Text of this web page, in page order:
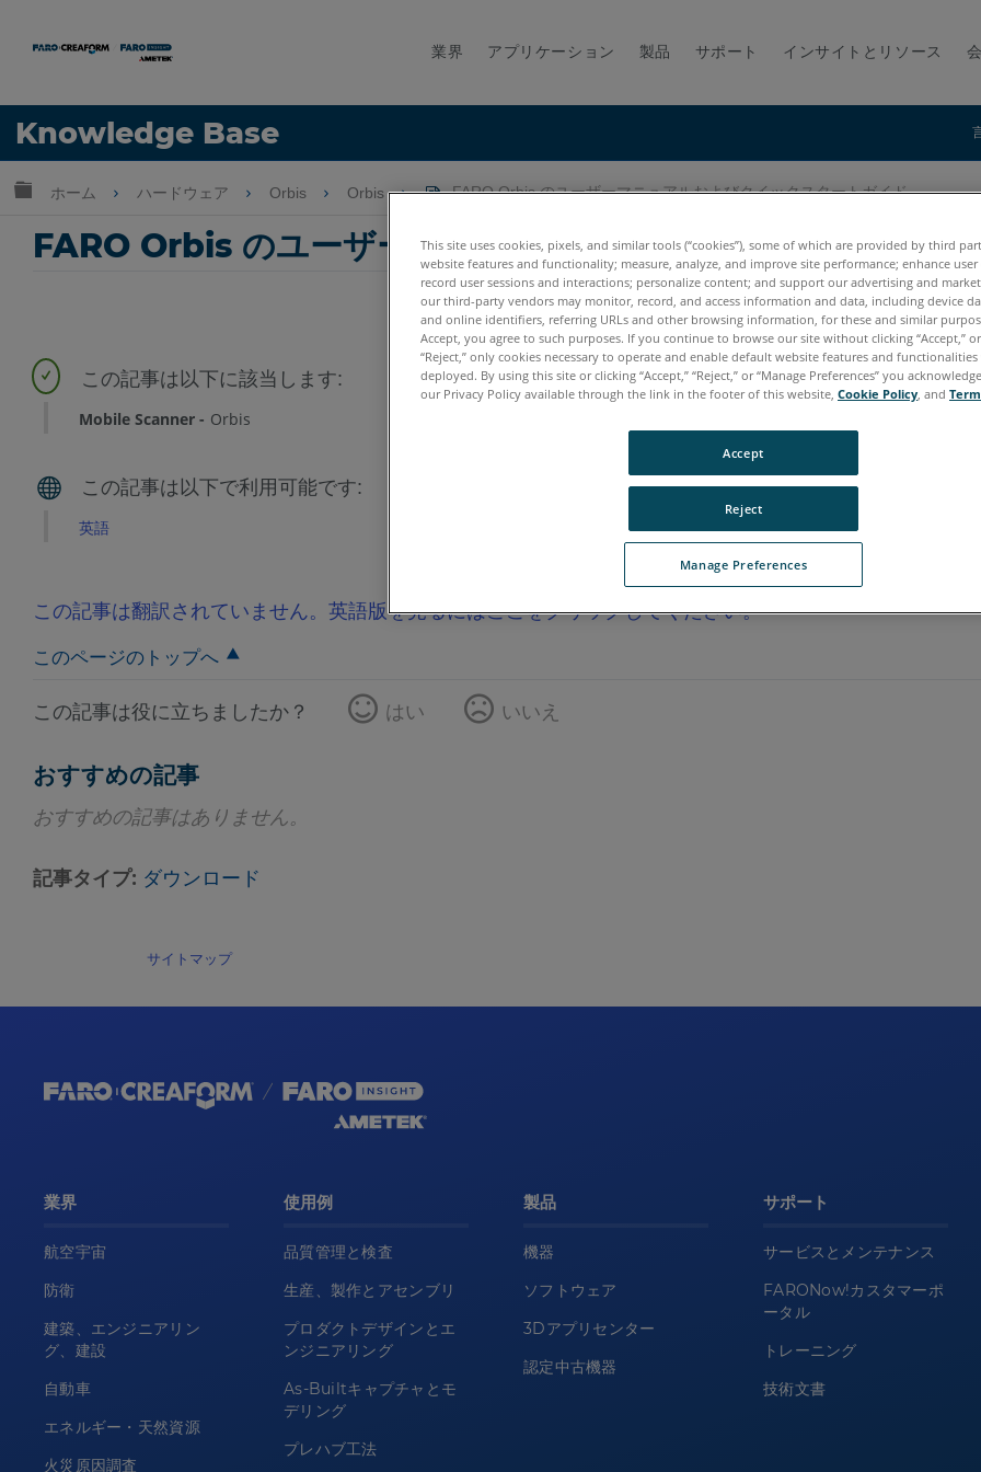
業界 アプリケーション 製品 サポート インサイトとリソース
Knowledge Base
言語
グローバル階層を展開/折りたたむ
ホーム ハードウェア Orbis Orbis FARO Orbis のユーザーマニュアルおよびクイックスタートガイド
FARO Orbis のユーザーマニュアルおよびクイックスタート
Mobile Scanner Orbis
英語
この記事は翻訳されていません。英語版を見るにはここをクリックしてください。
このページのトップへ
この記事は役に立ちましたか？ はい いいえ
おすすめの記事
おすすめの記事はありません。
記事タイプ ダウンロード
サイトマップ
業界
航空宇宙
防衛
建築、エンジニアリン
グ、建設
自動車
エネルギー・天然資源
火災原因調査
使用例
品質管理と検査
生産、製作とアセンブリ
プロダクトデザインとエ
ンジニアリング
As-Builtキャプチャとモ
デリング
プレハブ工法
製品
機器
ソフトウェア
3Dアプリセンター
認定中古機器
サポート
サービスとメンテナンス
FARONow!カスタマーポ
ータル
トレーニング
技術文書
This site uses cookies, pixels, and similar tools (“cookies”), some of which are provided by third
website features and functionality; measure, analyze, and improve site performance; enhance user
record user sessions and interactions; personalize content; and support our advertising and
our third-party vendors may monitor, record, and access information and data, including device
and online identifiers, referring URLs and other browsing information, for these and similar
Accept, you agree to such purposes. If you continue to browse our site without clicking “Accept,”
“Reject,” only cookies necessary to operate and enable default website features and
deployed. By using this site or clicking “Accept,” “Reject,” or “Manage Preferences” you
our Privacy Policy available through the link in the footer of this website, Cookie Policy, and
Manage Preferences
Reject
Accept